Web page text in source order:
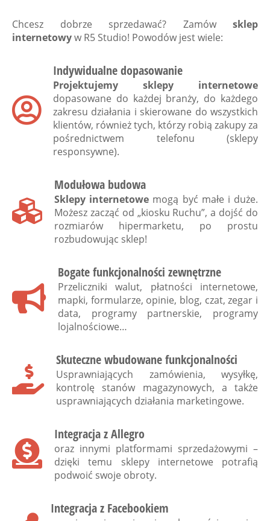
Chcesz dobrze sprzedawać? Zamów sklep
internetowyw R5 Studio! Powodów jest wiele:
Indywidualne dopasowanie
Projektujemy sklepy internetowe
dopasowane do każdej branży, do każdego
zakresu działania i skierowane do wszystkich
klientów, również tych, którzy robią zakupy za
pośrednictwem telefonu (sklepy
responsywne).
Modułowa budowa
Sklepy internetowe mogą być małe i duże.
Możesz zacząć od „kiosku Ruchu”, a dojść do
rozmiarów hipermarketu, po prostu
rozbudowując sklep!
Bogate funkcjonalności zewnętrzne
Przeliczniki walut, płatności internetowe,
mapki, formularze, opinie, blog, czat, zegar i
data, programy partnerskie, programy
lojalnościowe…
Skuteczne wbudowane funkcjonalności
Usprawniających zamówienia, wysyłkę,
kontrolę stanów magazynowych, a także
usprawniających działania marketingowe.
Integracja z Allegro
oraz innymi platformami sprzedażowymi –
dzięki temu sklepy internetowe potrafią
podwoić swoje obroty.
Integracja z Facebookiem